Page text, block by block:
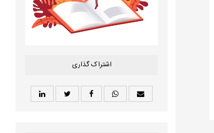
اشتراک گذاری